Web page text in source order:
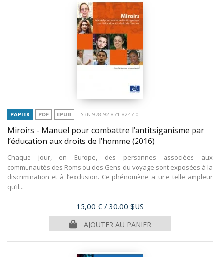
PAPIER PDF EPUB ISBN 978-92-871-8247-0
Miroirs - Manuel pour combattre l’antitsiganisme par
l’éducation aux droits de l’homme (2016)
Chaque jour, en Europe, des personnes associées aux
communautés des Roms ou des Gens du voyage sont exposées à la
discrimination et à l’exclusion. Ce phénomène a une telle ampleur
qu’il...
Prix
15,00 € / 30.00 $US
AJOUTER AU PANIER